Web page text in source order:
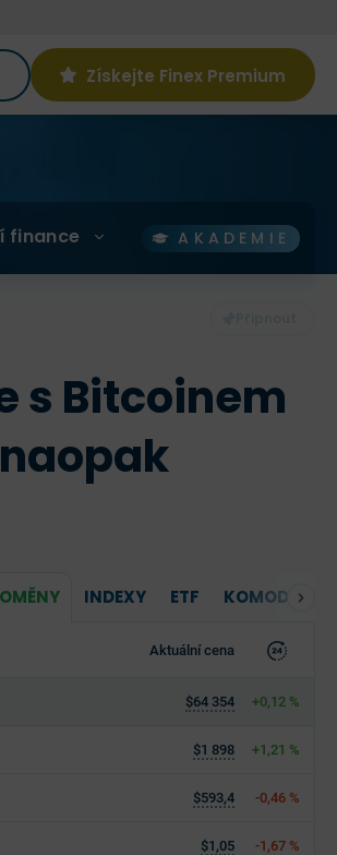
Získejte Finex Premium
finance AKADEMIE
s Bitcoinem
INDEXY ETF KOMODITY
Aktuální cena
$64 354 +0,12 %
$1 898 +1,21 %
$593,4 -0,46 %
$1,05 -1,67 %